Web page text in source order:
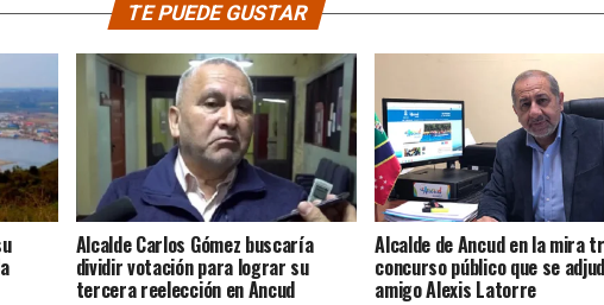
TE PUEDE GUSTAR
Alcalde Carlos Gómez buscaría
dividir votación para lograr su
tercera reelección en Ancud
Alcalde de Ancud en la mira
concurso público que se
amigo Alexis Latorre